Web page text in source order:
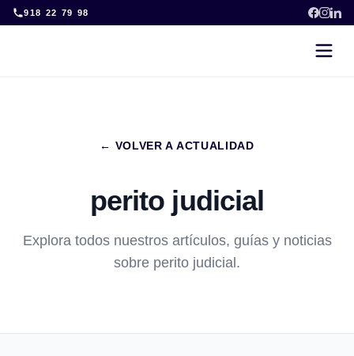
Skip
to
918 22 79 98
← VOLVER A ACTUALIDAD
perito judicial
Explora todos nuestros artículos, guías y noticias
sobre perito judicial.